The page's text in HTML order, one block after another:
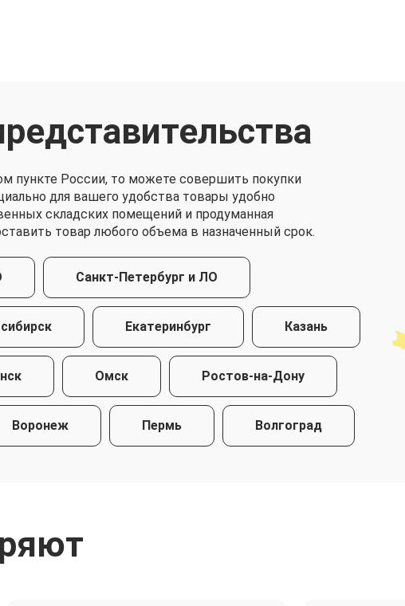
пункте России, то можете совершить покупки
для вашего удобства товары удобно
складских помещений и продуманная
товар любого объема в назначенный срок.
Санкт-Петербург и ЛО
Екатеринбург Казань
Омск Ростов-на-Дону
Воронеж Пермь Волгоград